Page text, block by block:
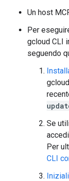
Un host
Per
gcloud CLI
seguendo
Se
Per
CLI